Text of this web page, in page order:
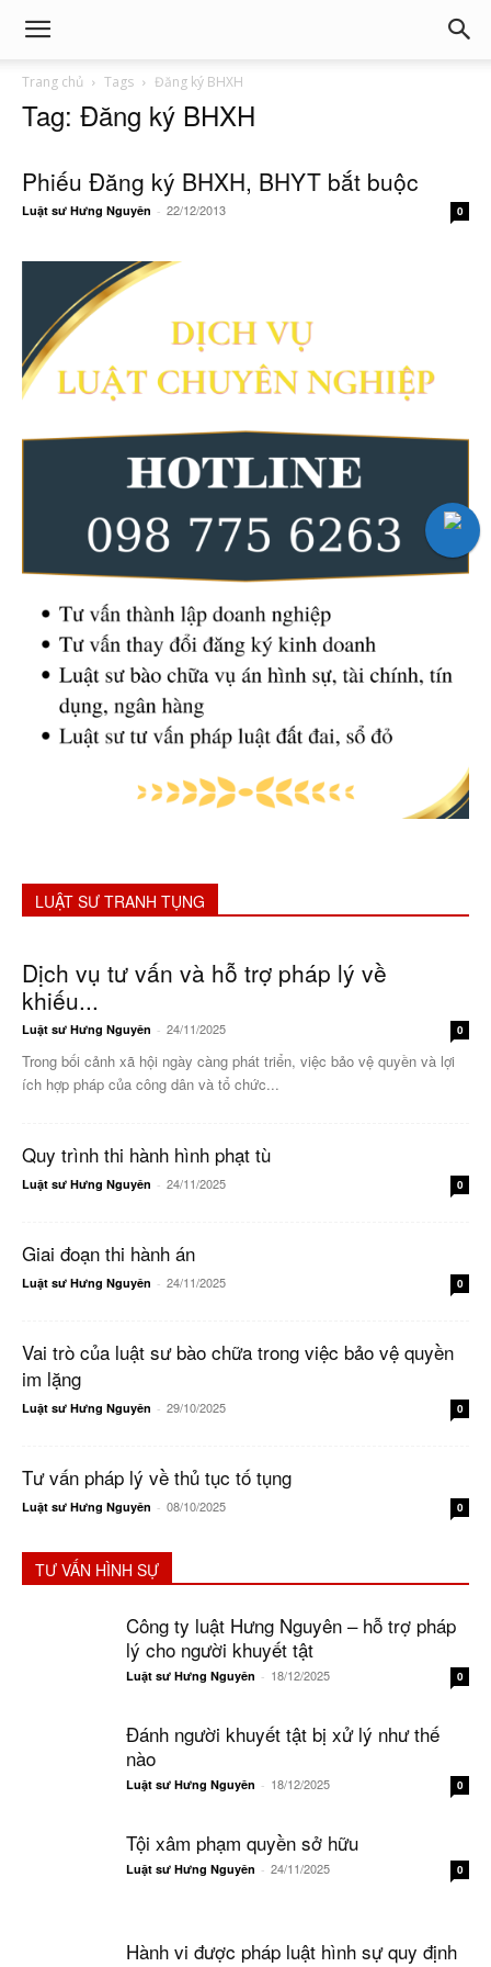
Trang chủ Tags Đăng ký BHXH
Tag: Đăng ký BHXH
Phiếu Đăng ký BHXH, BHYT bắt buộc
Luật sư Hưng Nguyên - 22/12/2013 0
LUẬT SƯ TRANH TỤNG
Dịch vụ tư vấn và hỗ trợ pháp lý về
khiếu...
Luật sư Hưng Nguyên - 24/11/2025 0
Trong bối cảnh xã hội ngày càng phát triển, việc bảo vệ quyền và lợi
ích hợp pháp của công dân và tổ chức...
Quy trình thi hành hình phạt tù
Luật sư Hưng Nguyên - 24/11/2025 0
Giai đoạn thi hành án
Luật sư Hưng Nguyên - 24/11/2025 0
Vai trò của luật sư bào chữa trong việc bảo vệ quyền
im lặng
Luật sư Hưng Nguyên - 29/10/2025 0
Tư vấn pháp lý về thủ tục tố tụng
Luật sư Hưng Nguyên - 08/10/2025 0
TƯ VẤN HÌNH SỰ
Công ty luật Hưng Nguyên – hỗ trợ pháp
lý cho người khuyết tật
Luật sư Hưng Nguyên - 18/12/2025 0
Đánh người khuyết tật bị xử lý như thế
nào
Luật sư Hưng Nguyên - 18/12/2025 0
Tội xâm phạm quyền sở hữu
Luật sư Hưng Nguyên - 24/11/2025 0
Hành vi được pháp luật hình sự quy định